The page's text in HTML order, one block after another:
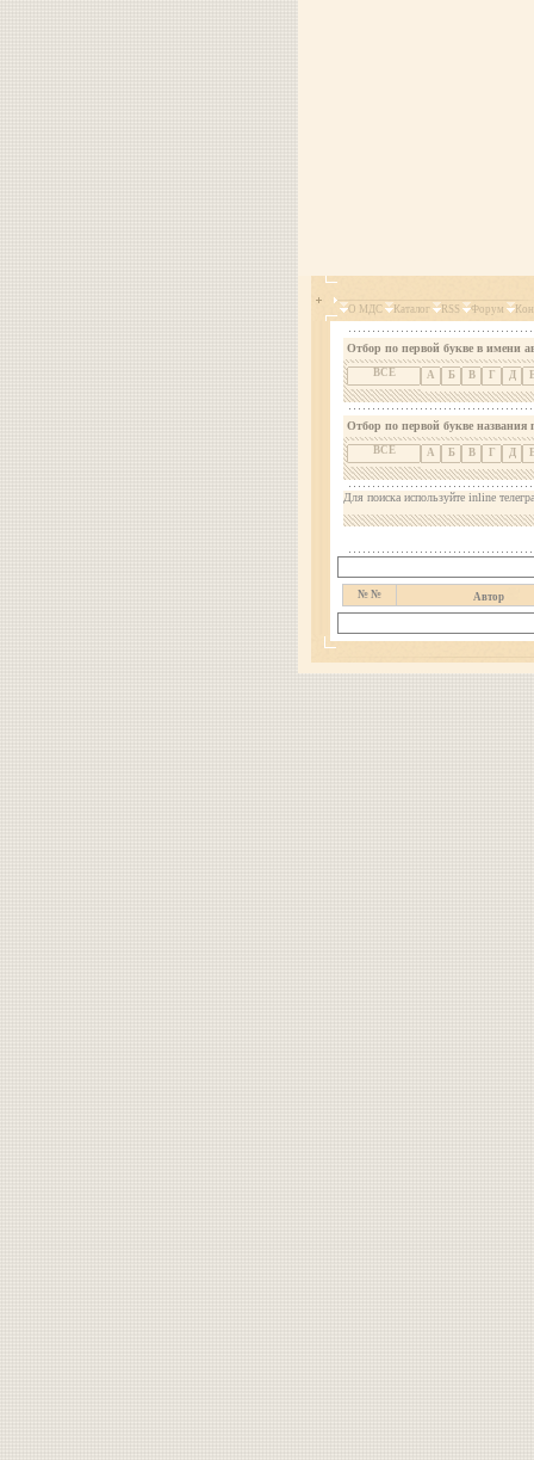
О МДС Каталог RSS Форум
Отбор по первой букве в имени
ВСЕ А Б В Г Д
Отбор по первой букве названия
ВСЕ А Б В Г Д
Для поиска используйте inline
№ № Автор